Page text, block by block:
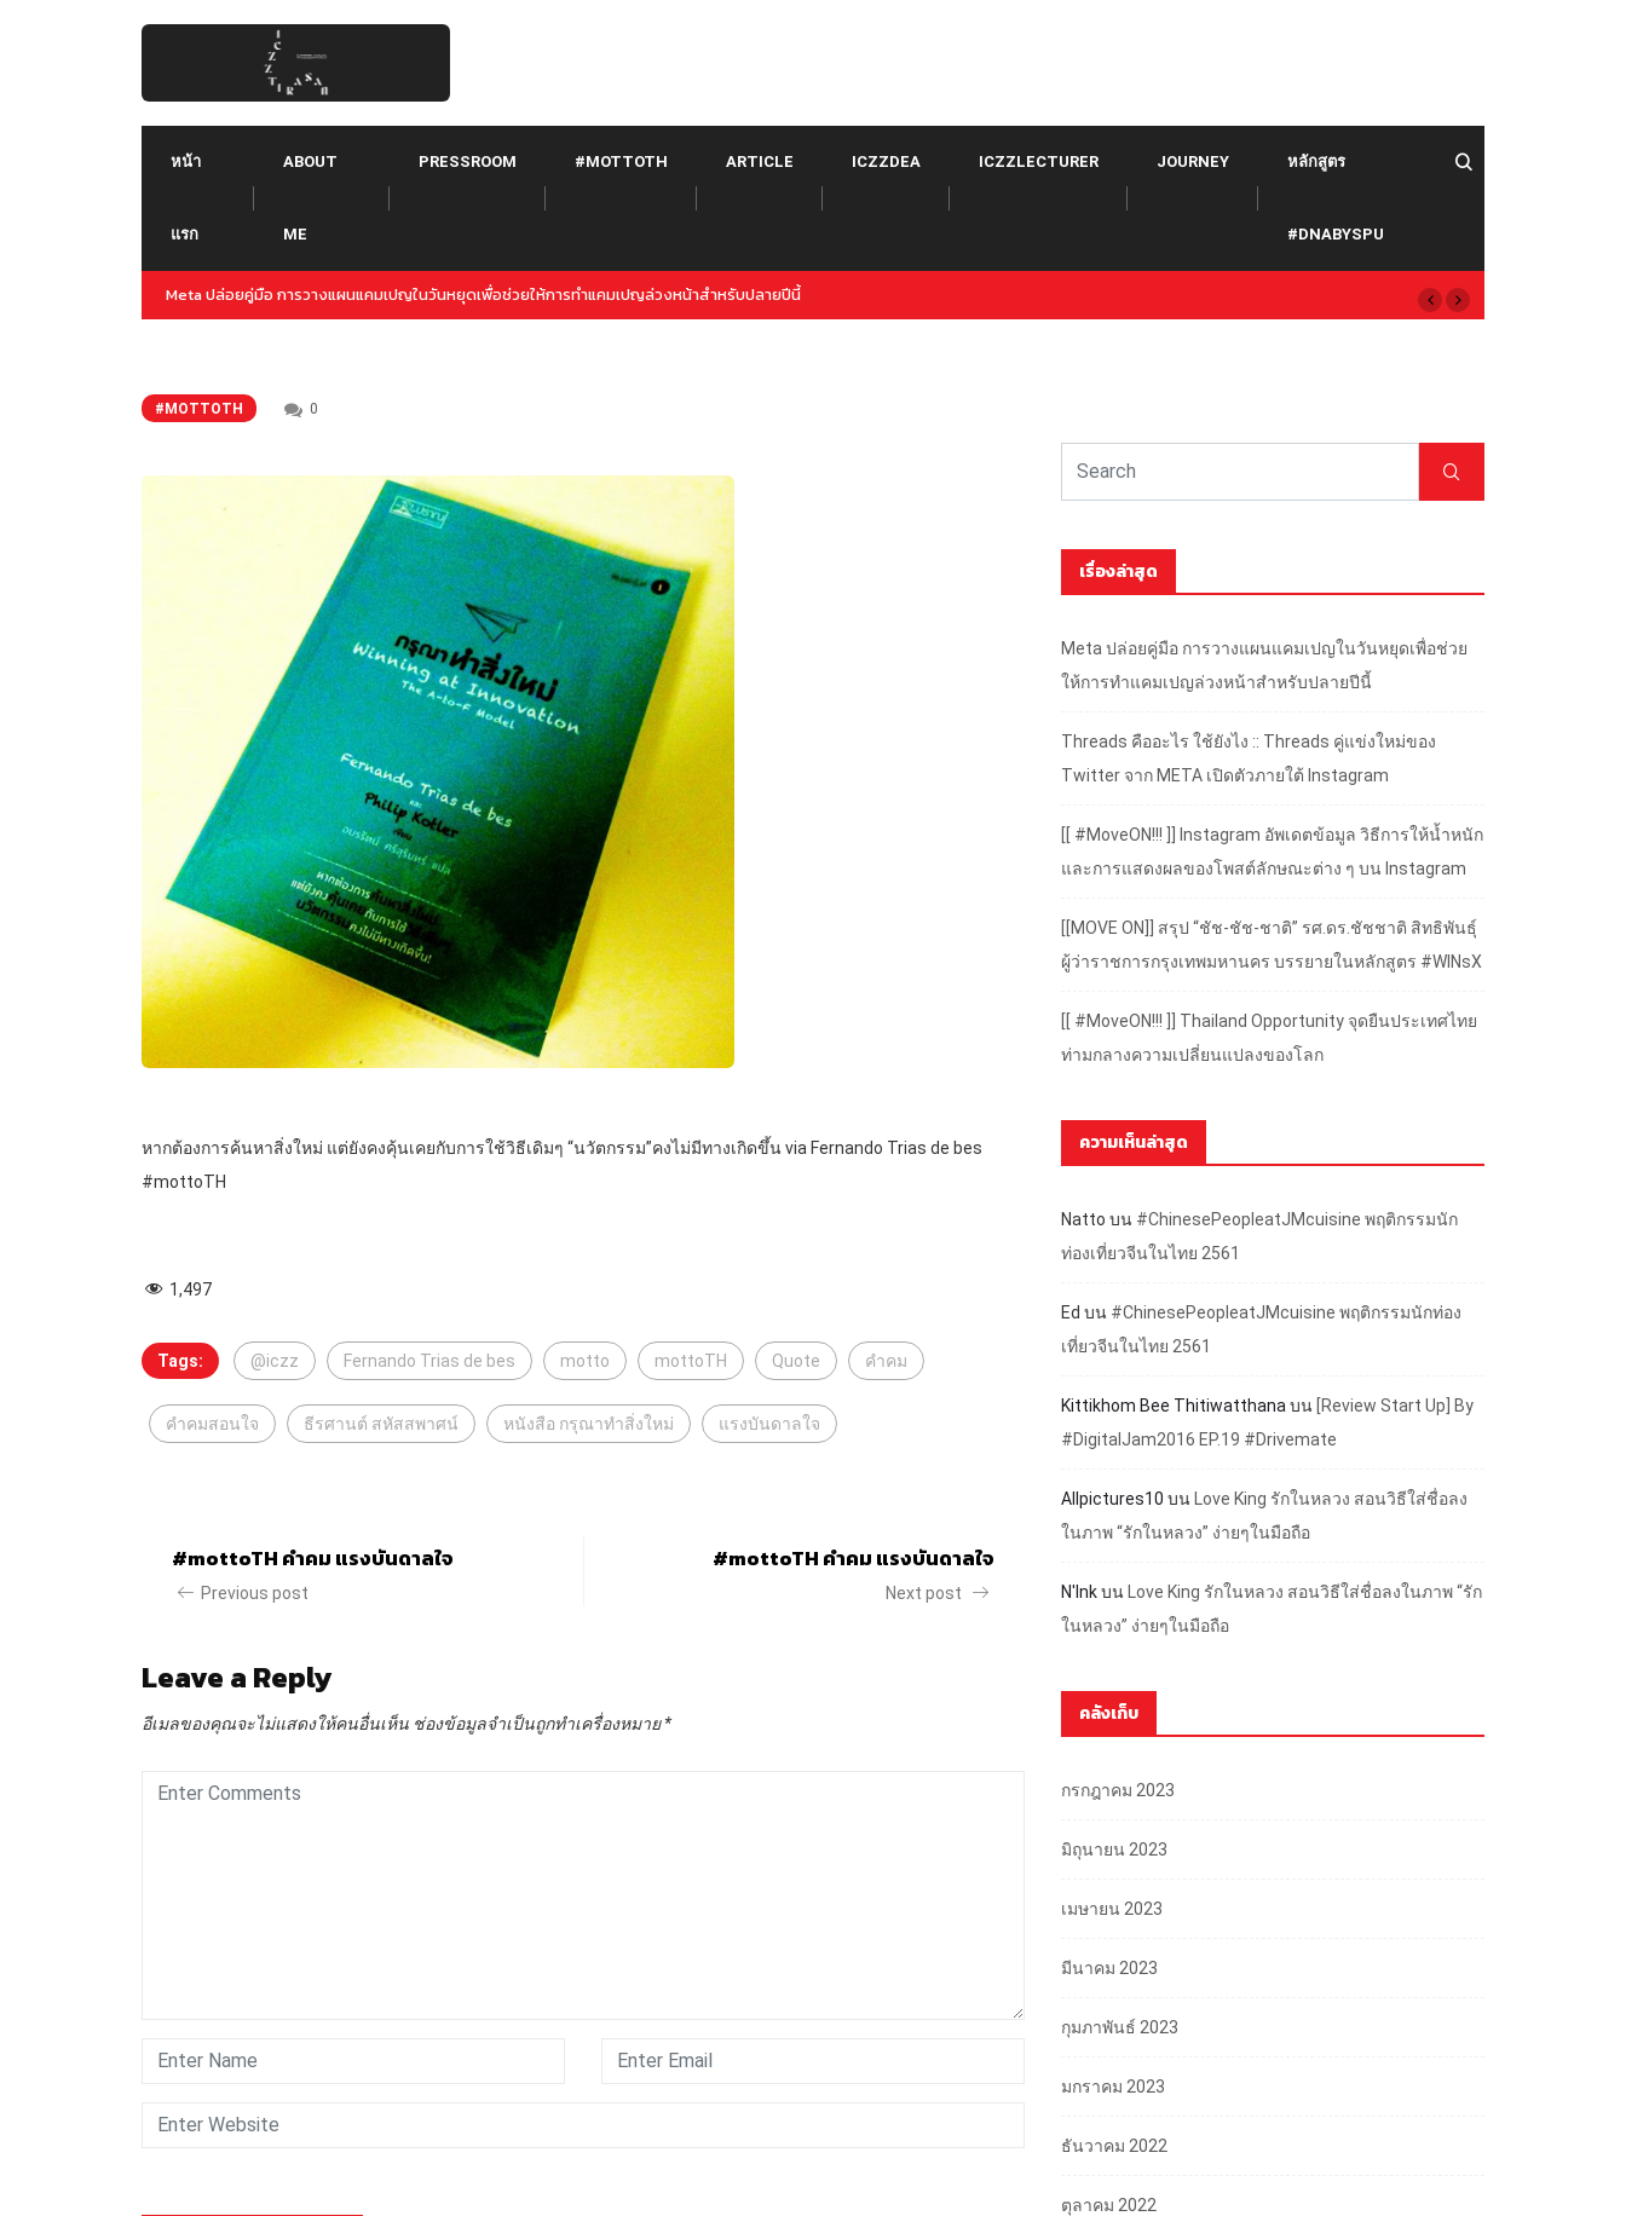
หน้า
แรก
ABOUT
ME
PRESSROOM #MOTTOTH ARTICLE ICZZDEA ICZZLECTURER JOURNEY หลักสูตร
#DNABYSPU
คมเปญล่วงหน้าสำหรับปลายปีนี้Threads คืออะไร ใช้ยังไง :: Threads คู่แข่งใหม่ของ Twitter จาก META เปิดตัวภายใต้
Instagram
#MOTTOTH 0
หากต้องการค้นหาสิ่งใหม่ แต่ยังคงคุ้นเคยกับการใช้วิธีเดิมๆ “นวัตกรรม”คงไม่มีทางเกิดขึ้น via Fernando Trias de bes
#mottoTH
1,497
Tags: @iczz Fernando Trias de bes motto mottoTH Quote คำคม
คําคมสอนใจ ธีรศานต์ สหัสสพาศน์ หนังสือ กรุณาทำสิ่งใหม่ แรงบันดาลใจ
#mottoTH คำคม แรงบันดาลใจ
Previous post
#mottoTH คำคม แรงบันดาลใจ
Next post
Leave a Reply
อีเมลของคุณจะไม่แสดงให้คนอื่นเห็น ช่องข้อมูลจำเป็นถูกทำเครื่องหมาย*
เรื่องล่าสุด
Meta ปล่อยคู่มือ การวางแผนแคมเปญในวันหยุดเพื่อช่วย
ให้การทำแคมเปญล่วงหน้าสำหรับปลายปีนี้
Threads คืออะไร ใช้ยังไง :: Threads คู่แข่งใหม่ของ
Twitter จาก META เปิดตัวภายใต้ Instagram
[[ #MoveON!!! ]] Instagram อัพเดตข้อมูล วิธีการให้น้ำหนัก
และการแสดงผลของโพสต์ลักษณะต่าง ๆ บน Instagram
[[MOVE ON]] สรุป “ชัช-ชัช-ชาติ” รศ.ดร.ชัชชาติ สิทธิพันธุ์
ผู้ว่าราชการกรุงเทพมหานคร บรรยายในหลักสูตร #WINsX
[[ #MoveON!!! ]] Thailand Opportunity จุดยืนประเทศไทย
ท่ามกลางความเปลี่ยนแปลงของโลก
ความเห็นล่าสุด
Natto บน #ChinesePeopleatJMcuisine พฤติกรรมนัก
ท่องเที่ยวจีนในไทย 2561
Ed บน #ChinesePeopleatJMcuisine พฤติกรรมนักท่อง
เที่ยวจีนในไทย 2561
Kittikhom Bee Thitiwatthana บน [Review Start Up] By
#DigitalJam2016 EP.19 #Drivemate
Allpictures10 บนLove King รักในหลวง สอนวิธีใส่ชื่อลง
ในภาพ “รักในหลวง” ง่ายๆในมือถือ
N'InkบนLove King รักในหลวง สอนวิธีใส่ชื่อลงในภาพ “รัก
ในหลวง” ง่ายๆในมือถือ
คลังเก็บ
กรกฎาคม 2023
มิถุนายน 2023
เมษายน 2023
มีนาคม 2023
กุมภาพันธ์ 2023
มกราคม 2023
ธันวาคม 2022
ตุลาคม 2022